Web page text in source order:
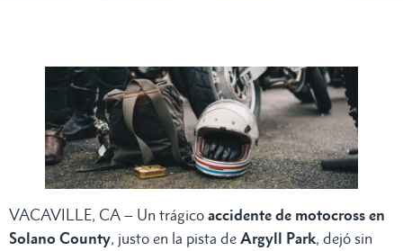
VACAVILLE, CA – Un trágico accidente de motocross en
Solano County, justo en la pista de Argyll Park, dejó sin